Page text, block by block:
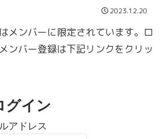
2023.12.20
メンバーに限定されています。ロ
ンバー登録は下記リンクをクリッ
グイン
アドレス